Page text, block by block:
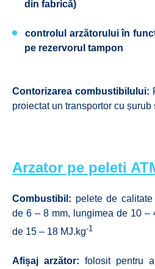
din fabrică)
controlul arzătorului în
pe rezervorul tampon
Contorizarea combustibilului:
proiectat un transportor cu
Arzator pe peleti
Combustibil: pelete de calitate
de 6 – 8 mm, lungimea de 10 –
de 15 – 18 MJ.kg-1
Afișaj arzător: folosit pentru